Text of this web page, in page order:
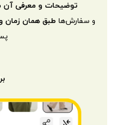
توضیحات و معرفی
و سفارش‌ها طبق همان زمان